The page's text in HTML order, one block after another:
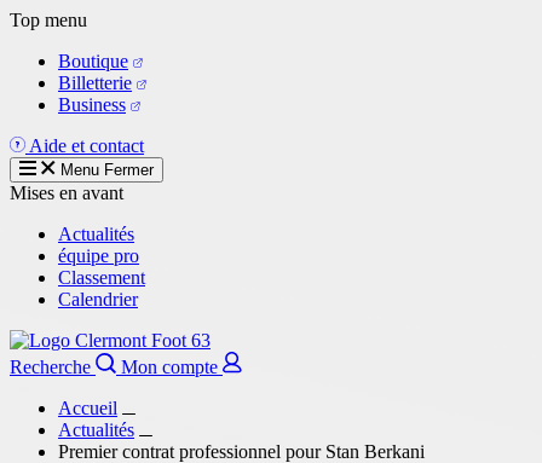
Aller
contenu
principal
Top menu
Boutique
Billetterie
Business
Aide et contact
Menu Fermer
Mises en avant
Actualités
équipe pro
Classement
Calendrier
Recherche
Mon compte
Accueil
Actualités
Premier contrat professionnel pour Stan Berkani